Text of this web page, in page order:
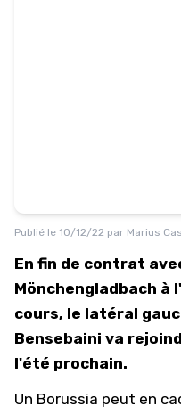
Publié le 10/12/22 par Marius
En fin de contrat
Mönchengladbach à
cours, le latéral
Bensebaini va
l'été prochain.
Un Borussia peut en